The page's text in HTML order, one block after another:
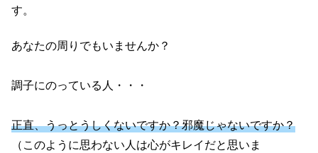
す。
あなたの周りでもいませんか？
調子にのっている人・・・
正直、うっとうしくないですか？邪魔じゃないですか？
（このように思わない人は心がキレイだと思いま